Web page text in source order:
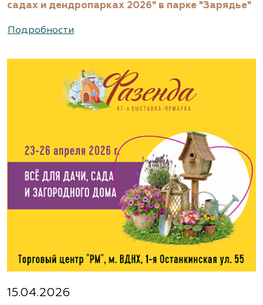
садах и дендропарках 2026" в парке "Зарядье"
Подробности
15.04.2026